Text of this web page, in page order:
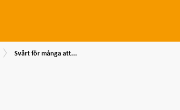
Svårt
Svårt för många att...